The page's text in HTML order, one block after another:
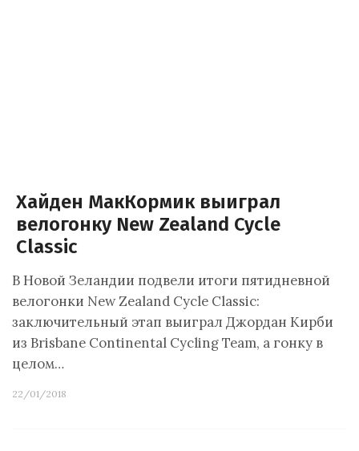
Хайден МакКормик выиграл
велогонку New Zealand Cycle
Classic
В Новой Зеландии подвели итоги пятидневной
велогонки New Zealand Cycle Classic:
заключительный этап выиграл Джордан Кирби
из Brisbane Continental Cycling Team, а гонку в
целом…
22/01/2018